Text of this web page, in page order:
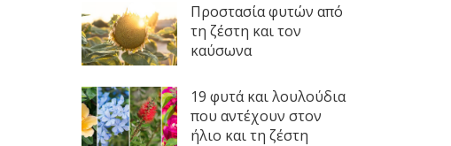
Προστασία φυτών από
τη ζέστη και τον
καύσωνα
19 φυτά και λουλούδια
που αντέχουν στον
ήλιο και τη ζέστη